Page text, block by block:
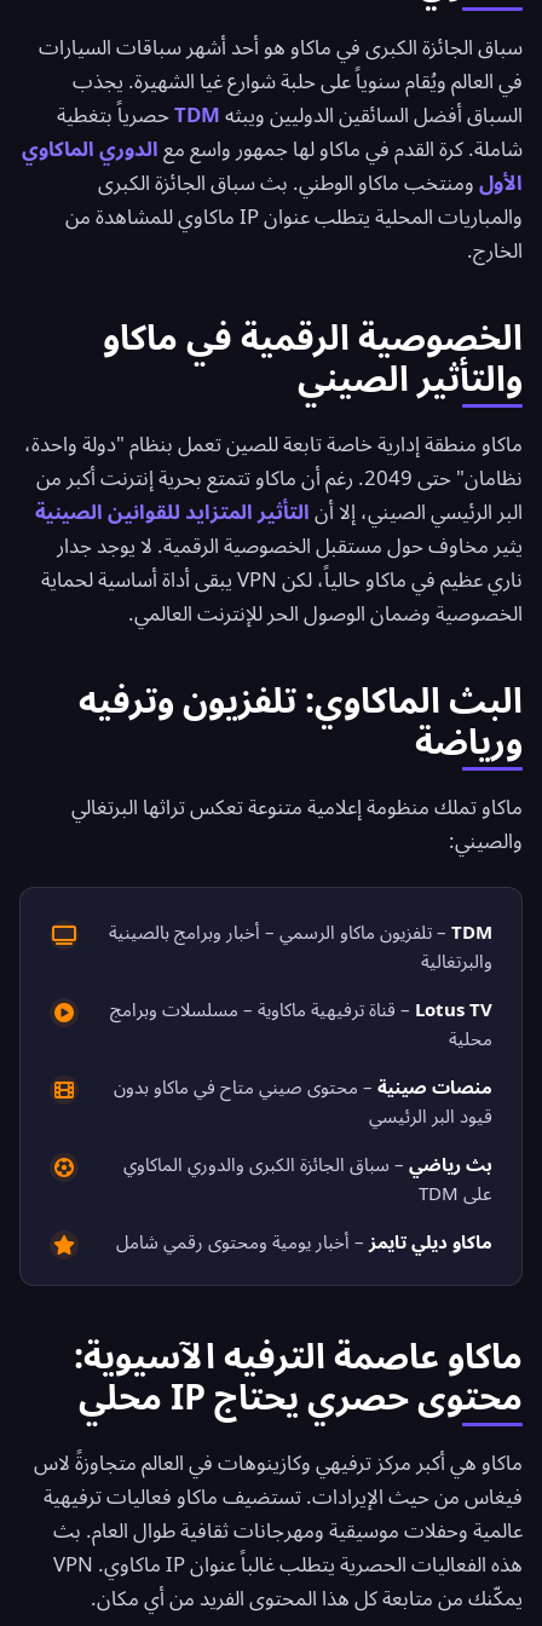
سباق الجائزة الكبرى في ماكاو هو أحد أشهر سباقات السيارات
في العالم ويُقام سنوياً على حلبة شوارع غيا الشهيرة. يجذب
السباق أفضل السائقين الدوليين ويبثه TDMحصرياً بتغطية
شاملة. كرة القدم في ماكاو لها جمهور واسع مع الدوري الماكاوي
الأول ومنتخب ماكاو الوطني. بث سباق الجائزة الكبرى
والمباريات المحلية يتطلب عنوان IP ماكاوي للمشاهدة من
الخارج.
الخصوصية الرقمية في ماكاو
والتأثير الصيني
ماكاو منطقة إدارية خاصة تابعة للصين تعمل بنظام "دولة واحدة،
نظامان" حتى 2049. رغم أن ماكاو تتمتع بحرية إنترنت أكبر من
البر الرئيسي الصيني، إلا أن التأثير المتزايد للقوانين الصينية
يثير مخاوف حول مستقبل الخصوصية الرقمية. لا يوجد جدار
ناري عظيم في ماكاو حالياً، لكن VPN يبقى أداة أساسية لحماية
الخصوصية وضمان الوصول الحر للإنترنت العالمي.
البث الماكاوي: تلفزيون وترفيه
ورياضة
ماكاو تملك منظومة إعلامية متنوعة تعكس تراثها البرتغالي
والصيني:
TDM – تلفزيون ماكاو الرسمي – أخبار وبرامج بالصينية
والبرتغالية
Lotus TV – قناة ترفيهية ماكاوية – مسلسلات وبرامج
محلية
منصات صينية – محتوى صيني متاح في ماكاو بدون
قيود البر الرئيسي
بث رياضي – سباق الجائزة الكبرى والدوري الماكاوي
على TDM
ماكاو ديلي تايمز – أخبار يومية ومحتوى رقمي شامل
ماكاو عاصمة الترفيه الآسيوية:
محتوى حصري يحتاج IP محلي
ماكاو هي أكبر مركز ترفيهي وكازينوهات في العالم متجاوزةً لاس
فيغاس من حيث الإيرادات. تستضيف ماكاو فعاليات ترفيهية
عالمية وحفلات موسيقية ومهرجانات ثقافية طوال العام. بث
هذه الفعاليات الحصرية يتطلب غالباً عنوان IP ماكاوي. VPN
يمكّنك من متابعة كل هذا المحتوى الفريد من أي مكان.